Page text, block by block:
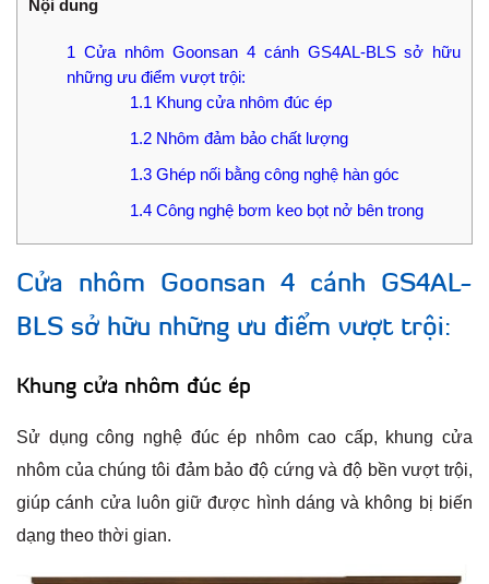
Nội dung
1 Cửa nhôm Goonsan 4 cánh GS4AL-BLS sở hữu
những ưu điểm vượt trội:
1.1 Khung cửa nhôm đúc ép
1.2Nhôm đảm bảo chất lượng
1.3Ghép nối bằng công nghệ hàn góc
1.4Công nghệ bơm keo bọt nở bên trong
Cửa nhôm Goonsan 4 cánh GS4AL-
BLS sở hữu những ưu điểm vượt trội:
Khung cửa nhôm đúc ép
Sử dụng công nghệ đúc ép nhôm cao cấp, khung cửa
nhôm của chúng tôi đảm bảo độ cứng và độ bền vượt trội,
giúp cánh cửa luôn giữ được hình dáng và không bị biến
dạng theo thời gian.